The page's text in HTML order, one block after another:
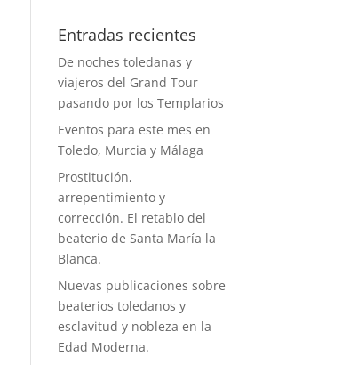
Entradas recientes
De noches toledanas y
viajeros del Grand Tour
pasando por los Templarios
Eventos para este mes en
Toledo, Murcia y Málaga
Prostitución,
arrepentimiento y
corrección. El retablo del
beaterio de Santa María la
Blanca.
Nuevas publicaciones sobre
beaterios toledanos y
esclavitud y nobleza en la
Edad Moderna.